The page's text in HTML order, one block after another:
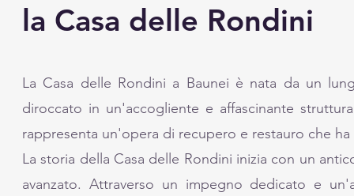
la Casa delle Rondini
La Casa delle Rondini a Baunei è nata da un
diroccato in un'accogliente e affascinante
rappresenta un'opera di recupero e restauro che
La storia della Casa delle Rondini inizia con un
avanzato. Attraverso un impegno dedicato e